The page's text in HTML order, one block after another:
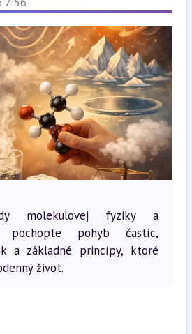
molekulovej fyziky a
pochopte pohyb častíc,
a základné princípy, ktoré
život.